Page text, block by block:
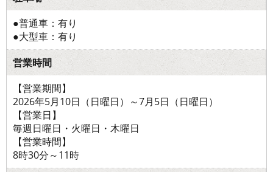
●普通車：有り
●大型車：有り
営業時間
【営業期間】
2026年5月10日（日曜日）～7月5日（日曜日）
【営業日】
毎週日曜日・火曜日・木曜日
【営業時間】
8時30分～11時